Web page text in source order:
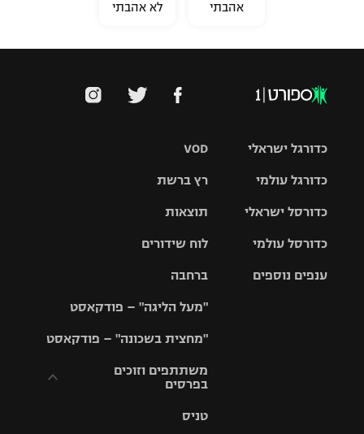
אהבתי לא אהבתי
VOD
רץ ברשת
תוצאות
לוח שידורים
ברחבה
"מעל הליגה" – פודקאסט
"מחצית בשכונה" – פודקאסט
משתתפים וזוכים
בפרסים
טניס
כדורגל ישראלי
גביע הטוטו
כדורגל עולמי
האלופות
ליגה
כדורסל ישראלי
סל
כדורסל עולמי
ענפים נוספים